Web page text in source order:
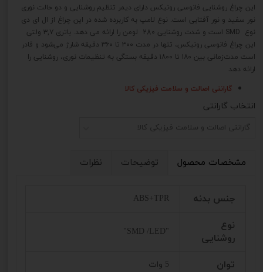
این چراغ روشنایی فانوسی رونیکس دارای دیمر تنظیم روشنایی و دو حالت نوری
نور سفید و نور آفتابی است. نوع لامپ به کاربرده شده در این چراغ از ال ای دی
نوع SMD است و شدت روشنایی 280 لومن را ارائه می دهد. باتری ۳,۷ ولتی
این چراغ فانوسی رونیکس، تنها در مدت ۳۰۰ تا ۳۶۰ دقیقه شارژ می‌شود و قادر
است مدت‌زمانی بین ۱۸۰ تا ۱۸۰۰ دقیقه بستگی به تنظیمات نوری، روشنایی را
ارائه دهد
گارانتی اصالت و سلامت فیزیکی کالا
انتخاب گارانتی
گارانتی اصالت و سلامت فیزیکی کالا
مشخصات محصول توضیحات نظرات
جنس بدنه ABS+TPR
نوع
روشنایی
"SMD /LED"
توان 5 وات